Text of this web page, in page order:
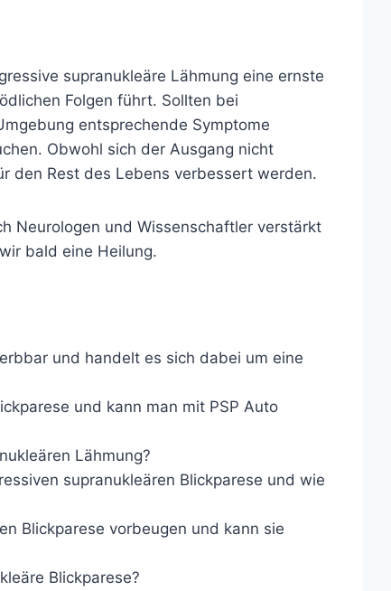
supranukleäre Lähmung eine ernste
Folgen führt. Sollten bei
entsprechende Symptome
Obwohl sich der Ausgang nicht
den Rest des Lebens verbessert werden.
Neurologen und Wissenschaftler verstärkt
bald eine Heilung.
und handelt es sich dabei um eine
und kann man mit PSP Auto
Lähmung?
supranukleären Blickparese und wie
Blickparese vorbeugen und kann sie
Blickparese?